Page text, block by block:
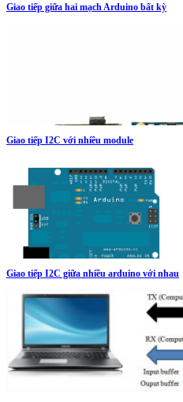
Giao tiếp giữa hai mạch Arduino bất kỳ
Giao tiếp I2C với nhiều module
Giao tiếp I2C giữa nhiều arduino với nhau